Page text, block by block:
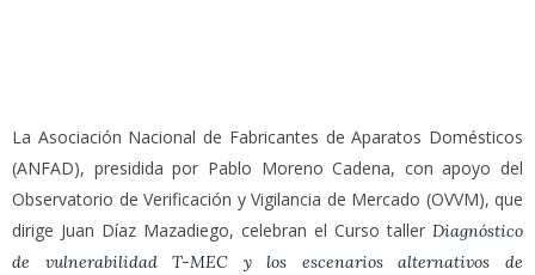
La Asociación Nacional de Fabricantes de Aparatos Domésticos
(ANFAD), presidida por Pablo Moreno Cadena, con apoyo del
Observatorio de Verificación y Vigilancia de Mercado (OVVM), que
dirige Juan Díaz Mazadiego, celebran el Curso taller Diagnóstico
de vulnerabilidad T-MEC y los escenarios alternativos de